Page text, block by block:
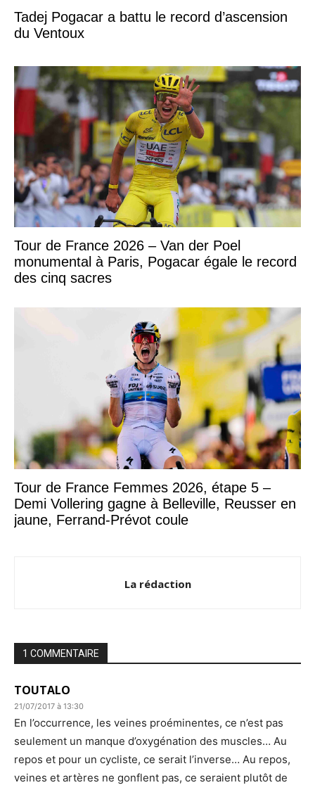
Tadej Pogacar a battu le record d’ascension
du Ventoux
Tour de France 2026 – Van der Poel
monumental à Paris, Pogacar égale le record
des cinq sacres
Tour de France Femmes 2026, étape 5 –
Demi Vollering gagne à Belleville, Reusser en
jaune, Ferrand-Prévot coule
La rédaction
1 COMMENTAIRE
TOUTALO
21/07/2017 à 13:30
En l’occurrence, les veines proéminentes, ce n’est pas
seulement un manque d’oxygénation des muscles… Au
repos et pour un cycliste, ce serait l’inverse… Au repos,
veines et artères ne gonflent pas, ce seraient plutôt de